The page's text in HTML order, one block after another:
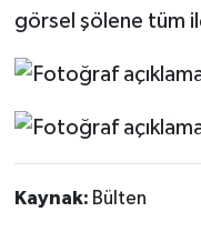
görsel şölene tüm
Kaynak: Bülten